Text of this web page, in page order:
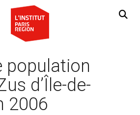
population
d’Île-de-
2006